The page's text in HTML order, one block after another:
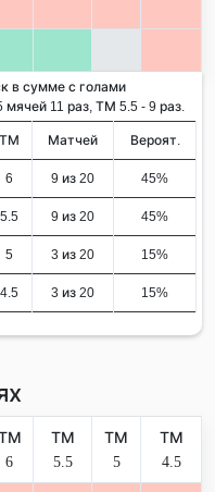
в сумме с голами
11 раз, ТМ 5.5 - 9 раз.
ТМ Матчей Вероят.
6 9 из 20 45%
5.5 9 из 20 45%
5 3 из 20 15%
4.5 3 из 20 15%
6
ТМ
5.5
ТМ
5
ТМ
4.5